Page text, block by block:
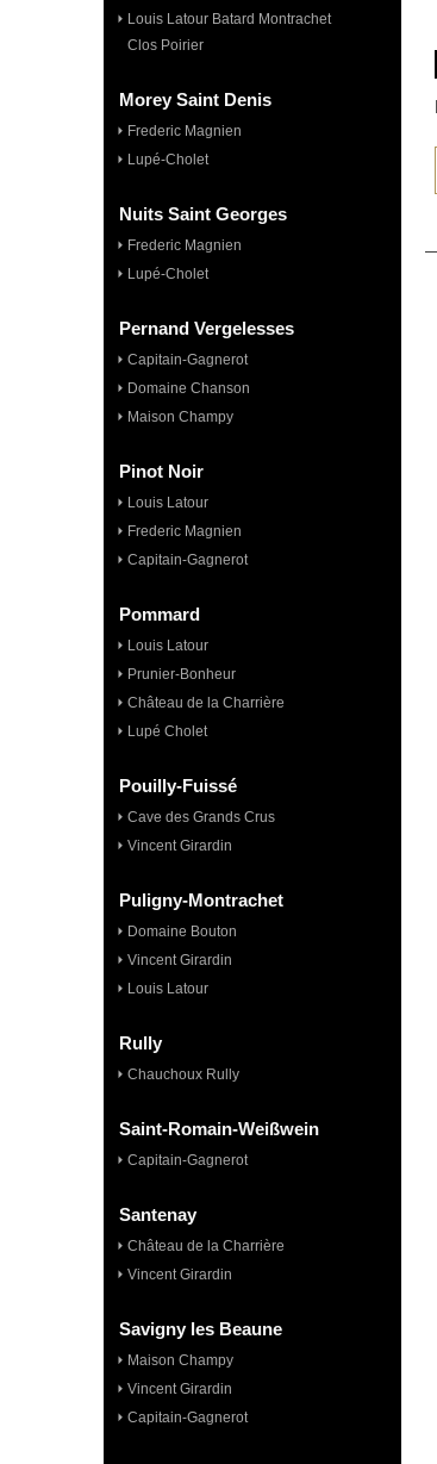
Louis Latour Batard Montrachet
Clos Poirier
Morey Saint Denis
Frederic Magnien
Lupé-Cholet
Nuits Saint Georges
Frederic Magnien
Lupé-Cholet
Pernand Vergelesses
Capitain-Gagnerot
Domaine Chanson
Maison Champy
Pinot Noir
Louis Latour
Frederic Magnien
Capitain-Gagnerot
Pommard
Louis Latour
Prunier-Bonheur
Château de la Charrière
Lupé Cholet
Pouilly-Fuissé
Cave des Grands Crus
Vincent Girardin
Puligny-Montrachet
Domaine Bouton
Vincent Girardin
Louis Latour
Rully
Chauchoux Rully
Saint-Romain-Weißwein
Capitain-Gagnerot
Santenay
Château de la Charrière
Vincent Girardin
Savigny les Beaune
Maison Champy
Vincent Girardin
Capitain-Gagnerot